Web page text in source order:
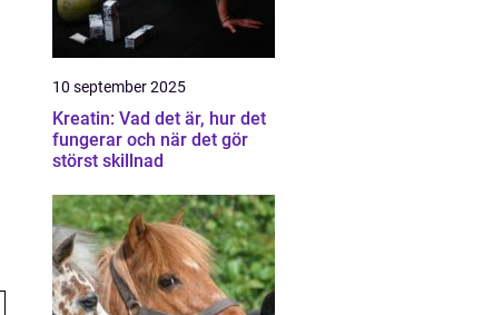
10 september 2025
Kreatin: Vad det är, hur det
fungerar och när det gör
störst skillnad